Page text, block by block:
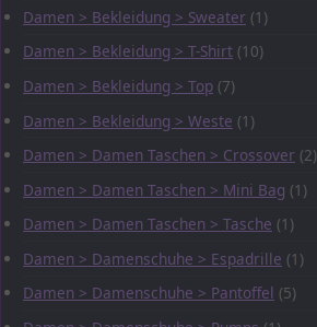
Damen > Bekleidung > Sweater (1)
Damen > Bekleidung > T-Shirt (10)
Damen > Bekleidung > Top (7)
Damen > Bekleidung > Weste (1)
Damen > Damen Taschen > Crossover (2)
Damen > Damen Taschen > Mini Bag (1)
Damen > Damen Taschen > Tasche (1)
Damen > Damenschuhe > Espadrille (1)
Damen > Damenschuhe > Pantoffel (5)